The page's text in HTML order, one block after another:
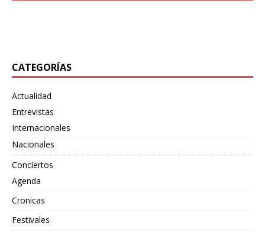
CATEGORÍAS
Actualidad
Entrevistas
Internacionales
Nacionales
Conciertos
Agenda
Cronicas
Festivales